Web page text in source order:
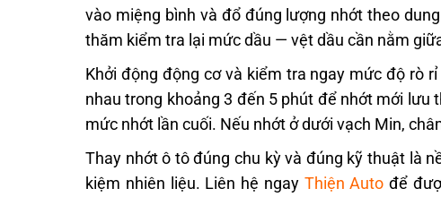
vào miệng bình và đổ đúng lượng nhớt theo
thăm kiểm tra lại mức dầu — vệt dầu cần nằm
Khởi động động cơ và kiểm tra ngay mức độ rò
nhau trong khoảng 3 đến 5 phút để nhớt mới lưu
mức nhớt lần cuối. Nếu nhớt ở dưới vạch Min,
Thay nhớt ô tô đúng chu kỳ và đúng kỹ thuật là
kiệm nhiên liệu. Liên hệ ngay Thiện Auto để